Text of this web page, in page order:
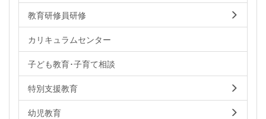
教育研修員研修
カリキュラムセンター
子ども教育･子育て相談
特別支援教育
幼児教育